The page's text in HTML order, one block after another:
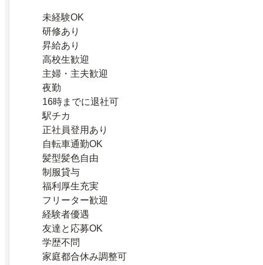
未経験OK
研修あり
昇給あり
高校生歓迎
主婦・主夫歓迎
夜勤
16時までに退社可
駅チカ
正社員登用あり
自転車通勤OK
髪型髪色自由
制服貸与
福利厚生充実
フリーター歓迎
経験者優遇
友達と応募OK
学歴不問
家庭都合休み調整可